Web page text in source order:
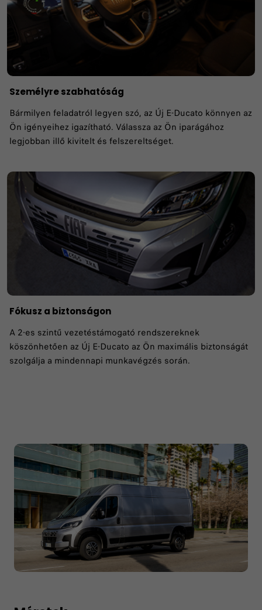
Személyre szabhatóság
Bármilyen feladatról legyen szó, az Új E-Ducato könnyen az
Ön igényeihez igazítható. Válassza az Ön iparágához
legjobban illő kivitelt és felszereltséget.
Fókusz a biztonságon
A 2-es szintű vezetéstámogató rendszereknek
köszönhetően az Új E-Ducato az Ön maximális biztonságát
szolgálja a mindennapi munkavégzés során.